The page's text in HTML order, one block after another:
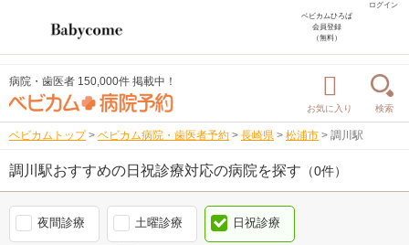
ログイン
ベビカムひろば
会員登録
（無料）
病院・歯医者 150,000件 掲載中！
お気に入り 検索
ベビカムトップ > ベビカム病院・歯医者予約 > 長崎県 > 松浦市 > 調川駅
調川駅おすすめの日祝診療対応の病院を探す （0件）
夜間診療 土曜診療 日祝診療